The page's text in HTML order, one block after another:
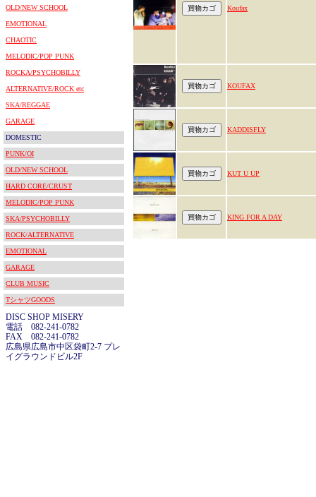
OLD/NEW SCHOOL
EMOTIONAL
CHAOTIC
MELODIC/POP PUNK
ROCKA/PSYCHOBILLY
ALTERNATIVE/ROCK etc
SKA/REGGAE
GARAGE
DOMESTIC
PUNK/OI
OLD/NEW SCHOOL
HARD CORE/CRUST
MELODIC/POP PUNK
SKA/PSYCHOBILLY
ROCK/ALTERNATIVE
EMOTIONAL
GARAGE
CLUB MUSIC
TシャツGOODS
DISC SHOP MISERY
電話 082-241-0782
FAX 082-241-0782
広島県広島市中区袋町2-7 プレ
イグラウンドビル2F
Koufax
KOUFAX
KADDISFLY
KUT U UP
KING FOR A DAY